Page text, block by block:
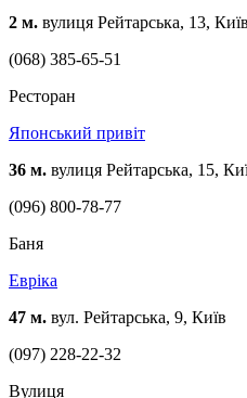
2 м. вулиця Рейтарська, 13, Київ
(068) 385-65-51
Ресторан
Японський привіт
36 м. вулиця Рейтарська, 15,
(096) 800-78-77
Баня
Евріка
47 м. вул. Рейтарська, 9, Київ
(097) 228-22-32
Вулиця